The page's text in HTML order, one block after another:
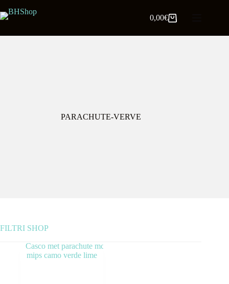
0,00€
PARACHUTE-VERVE
FILTRI SHOP